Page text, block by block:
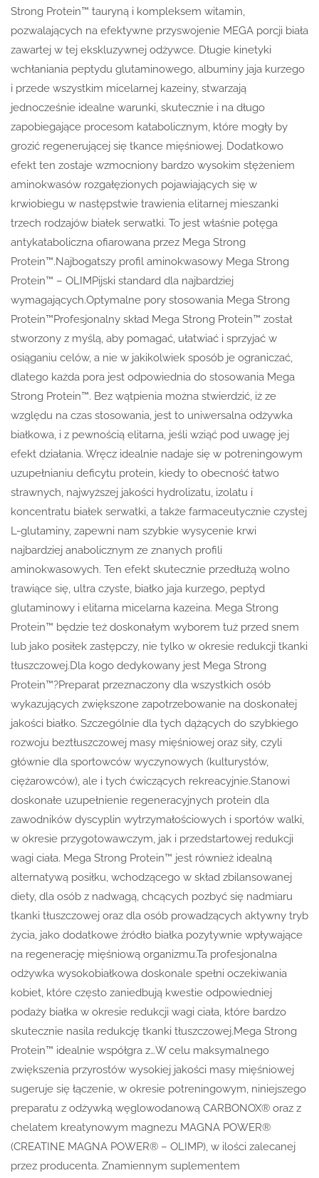
Strong Protein™ tauryną i kompleksem witamin,
pozwalających na efektywne przyswojenie MEGA porcji biała
zawartej w tej ekskluzywnej odżywce. Długie kinetyki
wchłaniania peptydu glutaminowego, albuminy jaja kurzego
i przede wszystkim micelarnej kazeiny, stwarzają
jednocześnie idealne warunki, skutecznie i na długo
zapobiegające procesom katabolicznym, które mogły by
grozić regenerującej się tkance mięśniowej. Dodatkowo
efekt ten zostaje wzmocniony bardzo wysokim stężeniem
aminokwasów rozgałęzionych pojawiających się w
krwiobiegu w następstwie trawienia elitarnej mieszanki
trzech rodzajów białek serwatki. To jest właśnie potęga
antykataboliczna ofiarowana przez Mega Strong
Protein™.Najbogatszy profil aminokwasowy Mega Strong
Protein™ – OLIMPijski standard dla najbardziej
wymagających.Optymalne pory stosowania Mega Strong
Protein™Profesjonalny skład Mega Strong Protein™ został
stworzony z myślą, aby pomagać, ułatwiać i sprzyjać w
osiąganiu celów, a nie w jakikolwiek sposób je ograniczać,
dlatego każda pora jest odpowiednia do stosowania Mega
Strong Protein™. Bez wątpienia można stwierdzić, iż ze
względu na czas stosowania, jest to uniwersalna odżywka
białkowa, i z pewnością elitarna, jeśli wziąć pod uwagę jej
efekt działania. Wręcz idealnie nadaje się w potreningowym
uzupełnianiu deficytu protein, kiedy to obecność łatwo
strawnych, najwyższej jakości hydrolizatu, izolatu i
koncentratu białek serwatki, a także farmaceutycznie czystej
L-glutaminy, zapewni nam szybkie wysycenie krwi
najbardziej anabolicznym ze znanych profili
aminokwasowych. Ten efekt skutecznie przedłużą wolno
trawiące się, ultra czyste, białko jaja kurzego, peptyd
glutaminowy i elitarna micelarna kazeina. Mega Strong
Protein™ będzie też doskonałym wyborem tuż przed snem
lub jako posiłek zastępczy, nie tylko w okresie redukcji tkanki
tłuszczowej.Dla kogo dedykowany jest Mega Strong
Protein™?Preparat przeznaczony dla wszystkich osób
wykazujących zwiększone zapotrzebowanie na doskonałej
jakości białko. Szczególnie dla tych dążących do szybkiego
rozwoju beztłuszczowej masy mięśniowej oraz siły, czyli
głównie dla sportowców wyczynowych (kulturystów,
ciężarowców), ale i tych ćwiczących rekreacyjnie.Stanowi
doskonałe uzupełnienie regeneracyjnych protein dla
zawodników dyscyplin wytrzymałościowych i sportów walki,
w okresie przygotowawczym, jak i przedstartowej redukcji
wagi ciała. Mega Strong Protein™ jest również idealną
alternatywą posiłku, wchodzącego w skład zbilansowanej
diety, dla osób z nadwagą, chcących pozbyć się nadmiaru
tkanki tłuszczowej oraz dla osób prowadzących aktywny tryb
życia, jako dodatkowe źródło białka pozytywnie wpływające
na regenerację mięśniową organizmu.Ta profesjonalna
odżywka wysokobiałkowa doskonale spełni oczekiwania
kobiet, które często zaniedbują kwestie odpowiedniej
podaży białka w okresie redukcji wagi ciała, które bardzo
skutecznie nasila redukcję tkanki tłuszczowej.Mega Strong
Protein™ idealnie współgra z…W celu maksymalnego
zwiększenia przyrostów wysokiej jakości masy mięśniowej
sugeruje się łączenie, w okresie potreningowym, niniejszego
preparatu z odżywką węglowodanową CARBONOX® oraz z
chelatem kreatynowym magnezu MAGNA POWER®
(CREATINE MAGNA POWER® – OLIMP), w ilości zalecanej
przez producenta. Znamiennym suplementem